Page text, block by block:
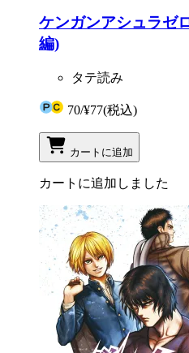
ケンガンアシュラゼ
編)
タテ読み
70/¥77(税込)
カートに追加
カートに追加しました